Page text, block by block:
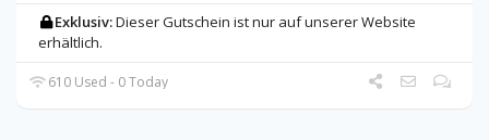
Exklusiv:Dieser Gutschein ist nur auf unserer Website
erhältlich.
610 Used - 0 Today